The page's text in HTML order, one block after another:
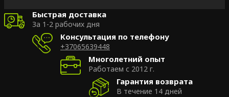
Быстрая доставка
За 1-2 рабочих дня
Консультация по телефону
+37065639448
Многолетний опыт
Работаем с 2012 г.
Гарантия возврата
В течение 14 дней